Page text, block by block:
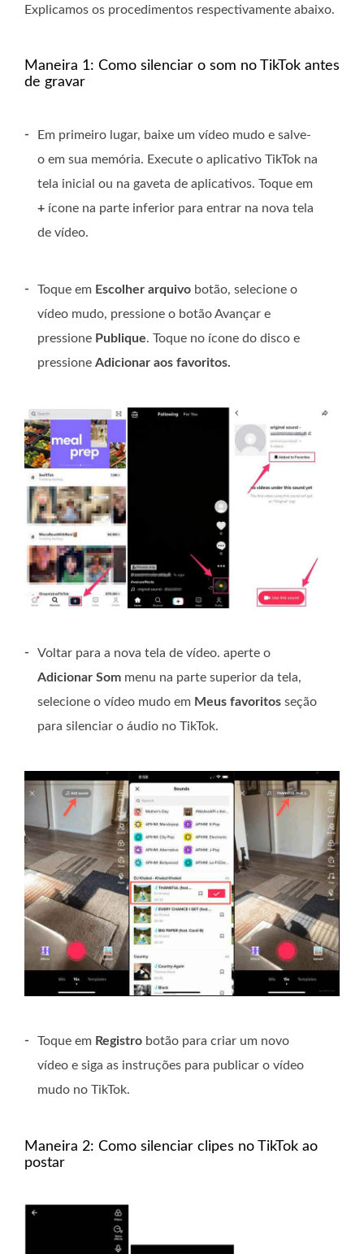
Explicamos os procedimentos respectivamente abaixo.
Maneira 1: Como silenciar o som no TikTok antes
de gravar
-
Em primeiro lugar, baixe um vídeo mudo e salve-
o em sua memória. Execute o aplicativo TikTok na
tela inicial ou na gaveta de aplicativos. Toque em
+ ícone na parte inferior para entrar na nova tela
de vídeo.
- Toque em Escolher arquivo botão, selecione o
vídeo mudo, pressione o botão Avançar e
pressione Publique. Toque no ícone do disco e
pressione Adicionar aos favoritos.
-
Voltar para a nova tela de vídeo. aperte o
Adicionar Som menu na parte superior da tela,
selecione o vídeo mudo em Meus favoritos seção
para silenciar o áudio no TikTok.
- Toque em Registro botão para criar um novo
vídeo e siga as instruções para publicar o vídeo
mudo no TikTok.
Maneira 2: Como silenciar clipes no TikTok ao
postar